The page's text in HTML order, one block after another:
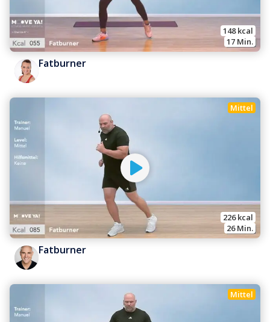
148 kcal
17 Min.
Fatburner
Mittel
226 kcal
26 Min.
Fatburner
Mittel